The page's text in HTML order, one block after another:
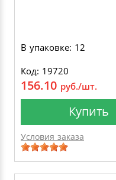
В упаковке: 12
Код: 19720
156.10 руб./шт.
Купить
Условия заказа